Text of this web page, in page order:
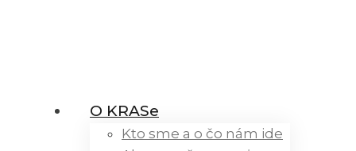
O KRASe
Kto sme a o čo nám ide